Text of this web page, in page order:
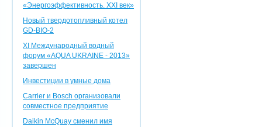
«Энергоэффективность. XXI век»
Новый твердотопливный котел
GD-BIO-2
XI Международный водный
форум «AQUA UKRAINE - 2013»
завершен
Инвестиции в умные дома
Carrier и Bosch организовали
совместное предприятие
Daikin McQuay сменил имя